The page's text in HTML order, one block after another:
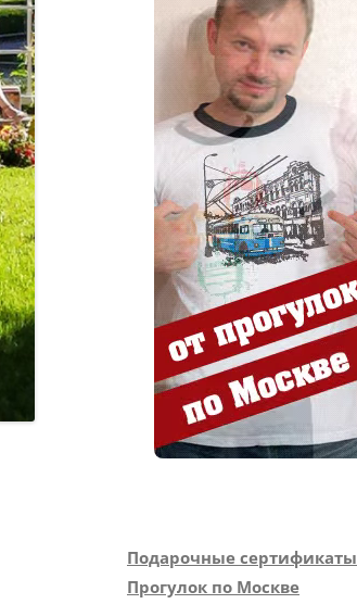
Подарочные сертификаты
Прогулок по Москве